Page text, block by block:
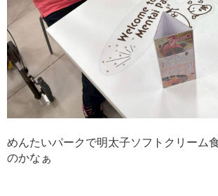
めんたいパークで明太子ソフトクリーム
のかなぁ